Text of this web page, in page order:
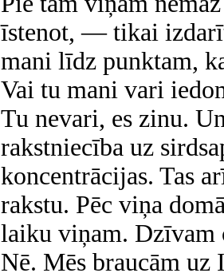
īstenot, — tikai
mani līdz punktam,
Vai tu mani vari
Tu nevari, es zinu.
rakstniecība uz
koncentrācijas. Tas
rakstu. Pēc viņa
laiku viņam. Dzīvam
Nē. Mēs braucām uz